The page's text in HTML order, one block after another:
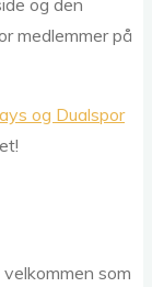
og den
medlemmer på
og Dualspor
som